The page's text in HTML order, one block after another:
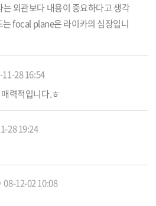
외관보다 내용이 중요하다고 생각
focal plane은 라이카의 심장입니
11-28 16:54
력적입니다.ㅎ
28 19:24
08-12-02 10:08